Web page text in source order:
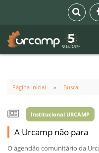
Página Inicial Busca
Institucional URCAMP
A Urcamp não para
O agendão comunitário da